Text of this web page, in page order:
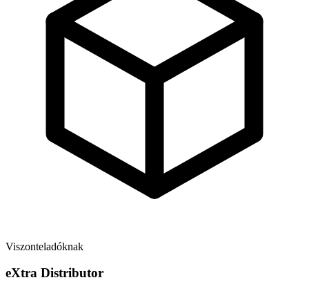
Viszonteladóknak
eXtra Distributor